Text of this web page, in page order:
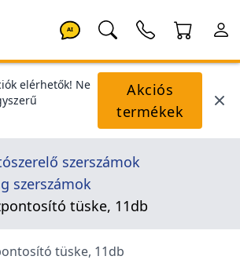
AI
elérhetők! Ne
Akciós
termékek
szerszámok
szerszámok
tüske, 11db